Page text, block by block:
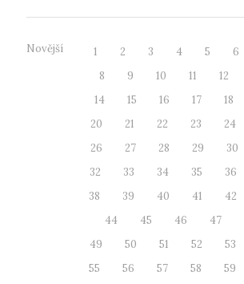
Novější 1 2 3 4 5 6
8
9 10 11 12
14
15 16 17 18
20
21 22 23 24
26
27 28 29 30
32
33 34 35 36
38
39 40 41 42
44
45 46 47
49
50 51 52 53
55
56 57 58 59